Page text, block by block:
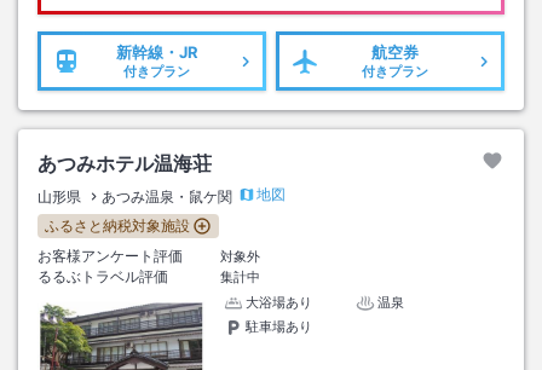
新幹線・JR
付きプラン
航空券
付きプラン
あつみホテル温海荘
山形県 あつみ温泉・鼠ケ関
地図
ふるさと納税対象施設
お客様アンケート評価
対象外
るるぶトラベル評価
集計中
大浴場あり
温泉
駐車場あり